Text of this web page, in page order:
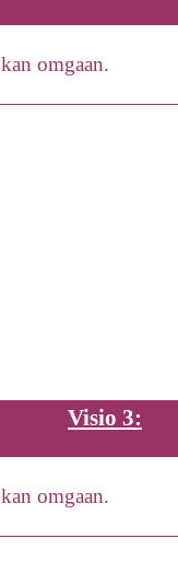
omgaan.
Visio 3:
omgaan.